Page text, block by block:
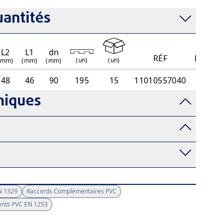
L2 L1
(mm)
dn
(mm) (un) (un) RÉF
BIM
48 46 90 195 15 11010557040
1329
Raccords Complémentaires PVC
PVC EN 1253